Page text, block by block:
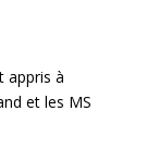
appris à
et les MS